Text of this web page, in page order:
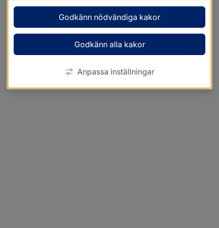
Godkänn nödvändiga kakor
Godkänn alla kakor
Anpassa inställningar